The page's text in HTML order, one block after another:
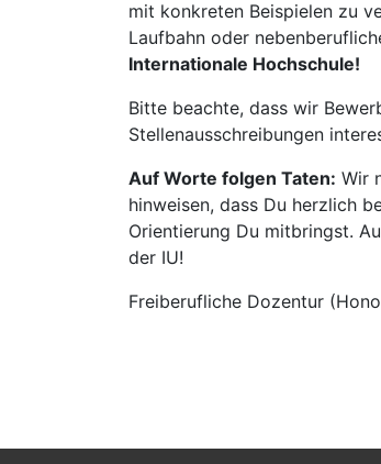
mit konkreten Beispielen zu
Laufbahn oder
Internationale Hochschule!
Bitte beachte, dass wir
Stellenausschreibungen
Auf Worte folgen Taten: Wir
hinweisen, dass Du herzlich
Orientierung Du mitbringst.
der IU!
Freiberufliche Dozentur